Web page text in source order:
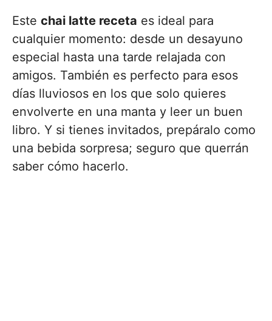
Este chai latte receta es ideal para
cualquier momento: desde un desayuno
especial hasta una tarde relajada con
amigos. También es perfecto para esos
días lluviosos en los que solo quieres
envolverte en una manta y leer un buen
libro. Y si tienes invitados, prepáralo como
una bebida sorpresa; seguro que querrán
saber cómo hacerlo.